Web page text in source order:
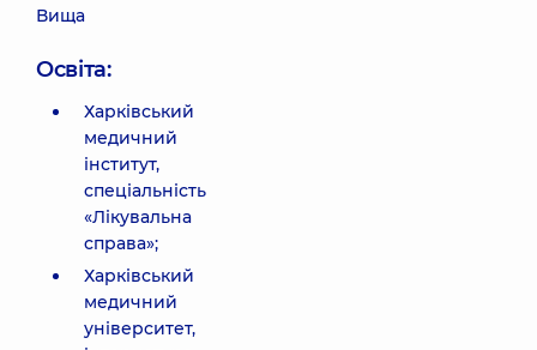
Вища
Освіта:
Харківський
медичний
інститут,
спеціальність
«Лікувальна
справа»;
Харківський
медичний
університет,